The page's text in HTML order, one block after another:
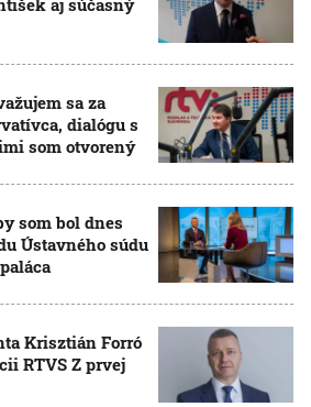
aj súčasný
sa za
dialógu s
som otvorený
som bol dnes
Ústavného súdu
Krisztián Forró
RTVS Z prvej